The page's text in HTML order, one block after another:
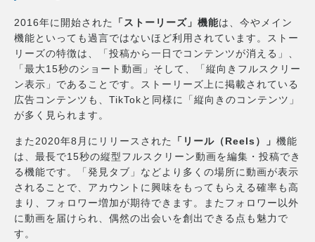
2016年に開始された 「ストーリーズ」機能は、今やメイン
機能といっても過言ではないほど利用されています。ストー
リーズの特徴は、「投稿から一日でコンテンツが消える」、
「最大15秒のショート動画」そして、「縦向きフルスクリー
ン表示」であることです。ストーリーズ上に掲載されている
広告コンテンツも、TikTokと同様に「縦向きのコンテンツ」
が多く見られます。
また2020年8月にリリースされた 「リール（Reels）」 機能
は、最長で15秒の縦型フルスクリーン動画を編集・投稿でき
る機能です。「発見タブ」などより多くの場所に動画が表示
されることで、アカウントに興味をもってもらえる確率も高
まり、フォロワー増加が期待できます。またフォロワー以外
に動画を届けられ、偶然の出会いを創出できる点も魅力で
す。